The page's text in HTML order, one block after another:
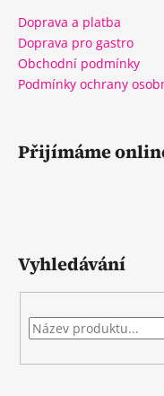
Doprava a platba
Doprava pro gastro
Obchodní podmínky
Podmínky ochrany
Přijímáme
Vyhledávání